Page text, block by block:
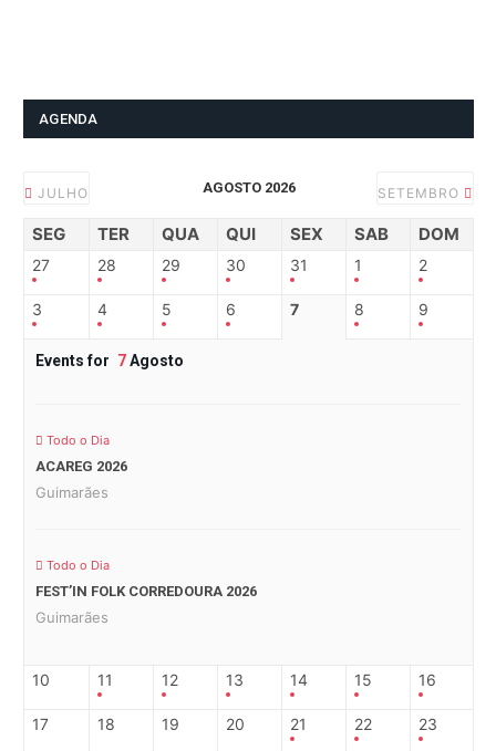
AGENDA
JULHO AGOSTO 2026 SETEMBRO
SEG TER QUA QUI SEX SAB DOM
27 28 29 30 31 1 2
3 4 5 6 7 8 9
Events for 7Agosto
Todo o Dia
ACAREG 2026
Guimarães
Todo o Dia
FEST’IN FOLK CORREDOURA 2026
Guimarães
10 11 12 13 14 15 16
17 18 19 20 21 22 23